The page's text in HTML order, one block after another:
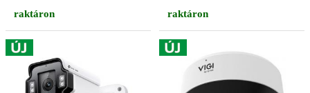
raktáron raktáron